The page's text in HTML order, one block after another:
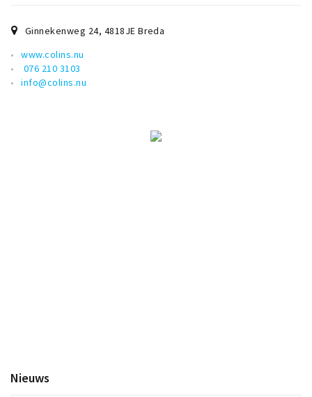
Ginnekenweg 24, 4818JE Breda
www.colins.nu
076 210 3103
info@colins.nu
Nieuws